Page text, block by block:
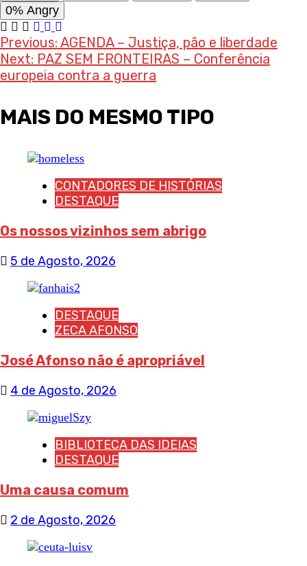
0% Angry
Post
navigation
Previous: AGENDA – Justiça, pão e liberdade
Next: PAZ SEM FRONTEIRAS – Conferência
europeia contra a guerra
MAIS DO MESMO TIPO
CONTADORES DE HISTÓRIAS
DESTAQUE
Os nossos vizinhos sem abrigo
5 de Agosto, 2026
DESTAQUE
ZECA AFONSO
José Afonso não é apropriável
4 de Agosto, 2026
BIBLIOTECA DAS IDEIAS
DESTAQUE
Uma causa comum
2 de Agosto, 2026